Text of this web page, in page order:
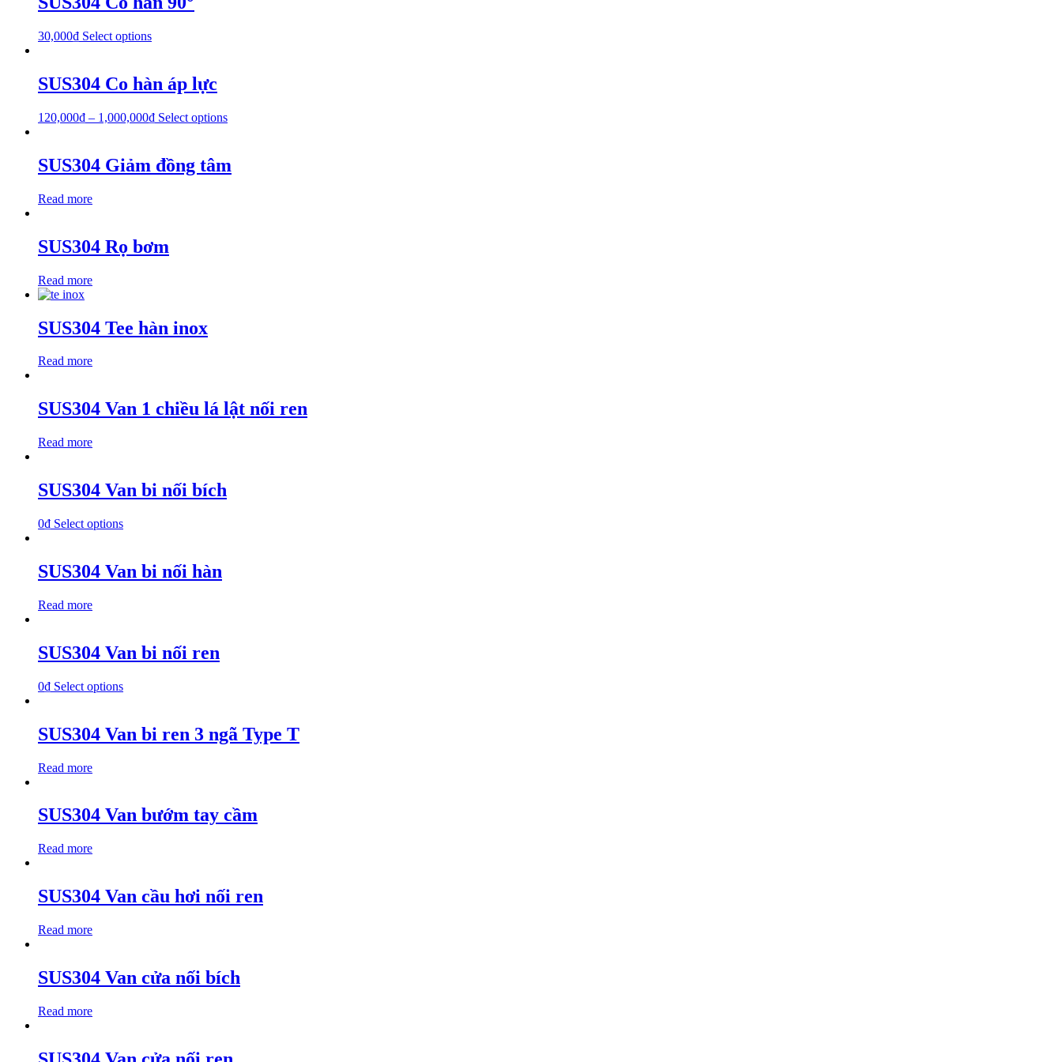
30,000₫ Select options
SUS304 Co hàn áp lực
120,000₫ – 1,000,000₫ Select options
SUS304 Giảm đồng tâm
Read more
SUS304 Rọ bơm
Read more
SUS304 Tee hàn inox
Read more
SUS304 Van 1 chiều lá lật nối ren
Read more
SUS304 Van bi nối bích
0₫ Select options
SUS304 Van bi nối hàn
Read more
SUS304 Van bi nối ren
0₫ Select options
SUS304 Van bi ren 3 ngã Type T
Read more
SUS304 Van bướm tay cầm
Read more
SUS304 Van cầu hơi nối ren
Read more
SUS304 Van cửa nối bích
Read more